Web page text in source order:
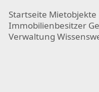
Startseite Mietobjekte
Immobilienbesitzer
Verwaltung